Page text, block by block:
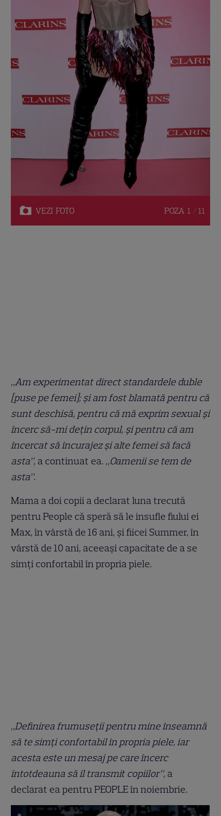
VEZI FOTO POZA 1 / 11
„Am experimentat direct standardele duble
[puse pe femei]; și am fost blamată pentru că
sunt deschisă, pentru că mă exprim sexual și
încerc să-mi dețin corpul, și pentru că am
încercat să încurajez și alte femei să facă
asta”, a continuat ea. „Oamenii se tem de
asta”.
Mama a doi copii a declarat luna trecută
pentru People că speră să le insufle fiului ei
Max, în vârstă de 16 ani, și fiicei Summer, în
vârstă de 10 ani, aceeași capacitate de a se
simți confortabil în propria piele.
„Definirea frumuseții pentru mine înseamnă
să te simți confortabil în propria piele, iar
acesta este un mesaj pe care încerc
întotdeauna să îl transmit copiilor”, a
declarat ea pentru PEOPLE în noiembrie.